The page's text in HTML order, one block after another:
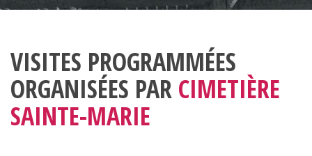
VISITES PROGRAMMÉES
ORGANISÉES PAR CIMETIÈRE
SAINTE-MARIE